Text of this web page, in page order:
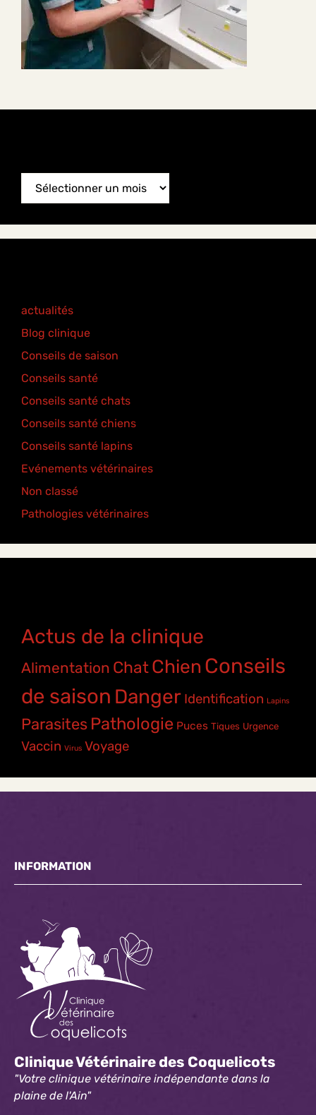
News
Archive
actualités
Blog clinique
Conseils de saison
Conseils santé
Conseils santé chats
Conseils santé chiens
Conseils santé lapins
Evénements vétérinaires
Non classé
Pathologies vétérinaires
Actus de la clinique
Alimentation ChatChien Conseils
de saison Danger Identification Lapins
Parasites Pathologie Puces Tiques Urgence
Vaccin Virus Voyage
INFORMATION
Clinique Vétérinaire des Coquelicots
"Votre clinique vétérinaire indépendante dans la
plaine de l'Ain"